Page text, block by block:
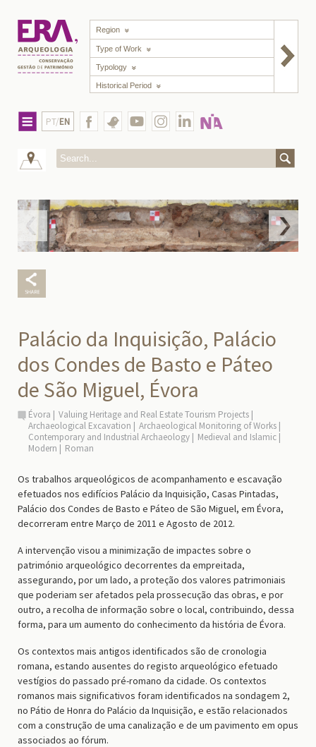
Region
Type of Work
Typology
Historical Period
PT/EN
Palácio da Inquisição, Palácio
dos Condes de Basto e Páteo
de São Miguel, Évora
Évora
Valuing Heritage and Real Estate Tourism Projects
Archaeological Excavation
Archaeological Monitoring of Works
Contemporary and Industrial Archaeology
Medieval and Islamic
Modern
Roman
Os trabalhos arqueológicos de acompanhamento e escavação
efetuados nos edifícios Palácio da Inquisição, Casas Pintadas,
Palácio dos Condes de Basto e Páteo de São Miguel, em Évora,
decorreram entre Março de 2011 e Agosto de 2012.
A intervenção visou a minimização de impactes sobre o
património arqueológico decorrentes da empreitada,
assegurando, por um lado, a proteção dos valores patrimoniais
que poderiam ser afetados pela prossecução das obras, e por
outro, a recolha de informação sobre o local, contribuindo, dessa
forma, para um aumento do conhecimento da história de Évora.
Os contextos mais antigos identificados são de cronologia
romana, estando ausentes do registo arqueológico efetuado
vestígios do passado pré-romano da cidade. Os contextos
romanos mais significativos foram identificados na sondagem 2,
no Pátio de Honra do Palácio da Inquisição, e estão relacionados
com a construção de uma canalização e de um pavimento em opus
associados ao fórum.